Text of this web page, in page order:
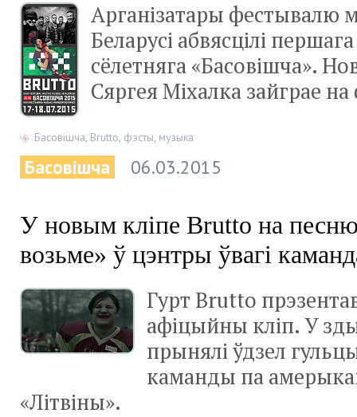
Арганізатары фестывалю
Беларусі абвясцілі
сёлетняга «Басовішча».
Сяргея Міхалка зайграе
Басовішча, Brutto, фэсты, музыка
Басовішча 06.03.2015
У новым кліпе Brutto на
возьме» ў цэнтры ўвагі
Гурт Brutto
афіцыйны кліп. У
прынялі ўдзел
каманды па
«Літвіны».